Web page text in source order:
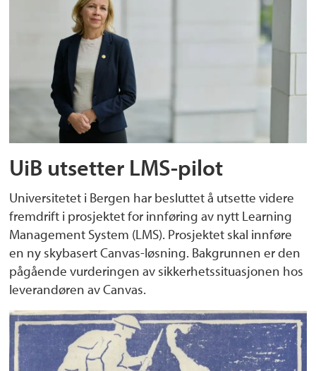
UiB utsetter LMS-pilot
Universitetet i Bergen har besluttet å utsette videre
fremdrift i prosjektet for innføring av nytt Learning
Management System (LMS). Prosjektet skal innføre
en ny skybasert Canvas-løsning. Bakgrunnen er den
pågående vurderingen av sikkerhetssituasjonen hos
leverandøren av Canvas.